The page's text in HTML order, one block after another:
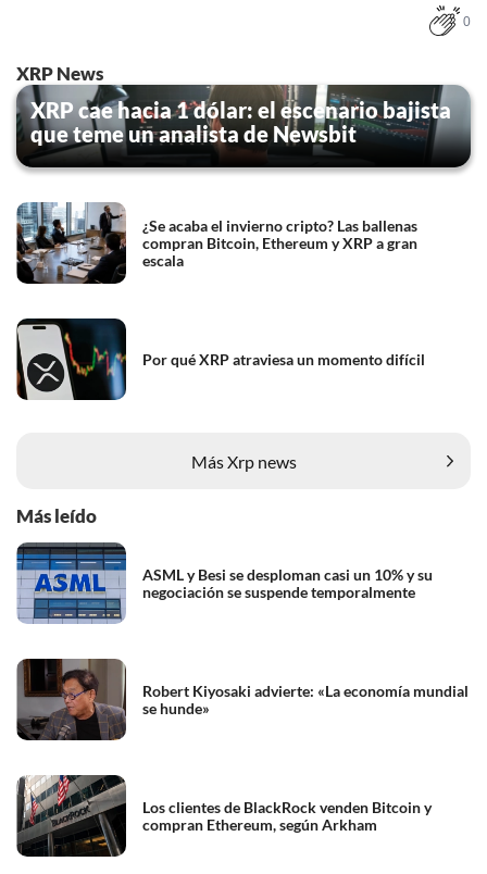
0
XRP News
XRP cae hacia 1 dólar: el escenario bajista
que teme un analista de Newsbit
¿Se acaba el invierno cripto? Las ballenas
compran Bitcoin, Ethereum y XRP a gran
escala
Por qué XRP atraviesa un momento difícil
Más Xrp news
Más leído
ASML y Besi se desploman casi un 10% y su
negociación se suspende temporalmente
Robert Kiyosaki advierte: «La economía mundial
se hunde»
Los clientes de BlackRock venden Bitcoin y
compran Ethereum, según Arkham